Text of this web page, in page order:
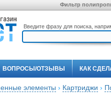
Фильтр
Введите фразу для поиска,
ВОПРОСЫ/ОТЗЫВЫ КАК
элементы › Картриджи ›